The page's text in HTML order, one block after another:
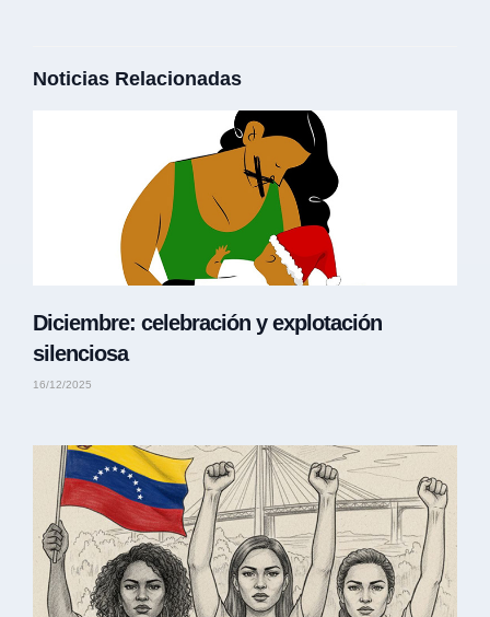
Noticias Relacionadas
Diciembre: celebración y explotación
silenciosa
16/12/2025